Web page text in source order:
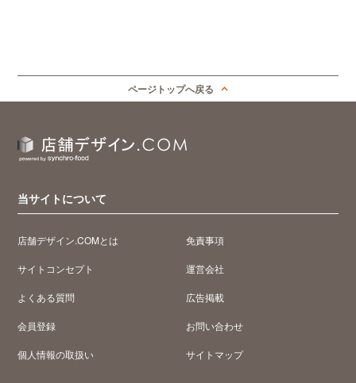
ページトップへ戻る
当サイトについて
店舗デザイン.COMとは
サイトコンセプト
よくある質問
会員登録
個人情報の取扱い
免責事項
運営会社
広告掲載
お問い合わせ
サイトマップ